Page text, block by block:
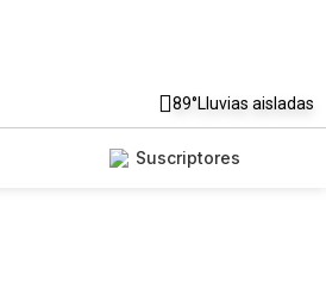
89°Lluvias aisladas
Suscriptores